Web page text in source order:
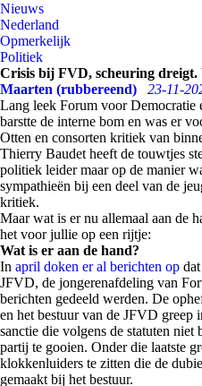
Nieuws
Nederland
Opmerkelijk
Politiek
Crisis bij FVD, scheuring dreigt.
Maarten (rubbereend)
23-11-
Lang leek Forum voor Democratie
barstte de interne bom en was er
Otten en consorten kritiek van
Thierry Baudet heeft de touwtjes
politiek leider maar op de manier
sympathieën bij een deel van de
kritiek.
Maar wat is er nu allemaal aan de
het voor jullie op een rijtje:
Wat is er aan de hand?
In april doken er al berichten op
JFVD, de jongerenafdeling van
berichten gedeeld werden. De
en het bestuur van de JFVD greep
sanctie die volgens de statuten niet
partij te gooien. Onder die laatste
klokkenluiders te zitten die de
gemaakt bij het bestuur.